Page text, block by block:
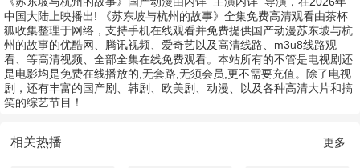
中国大陆上映播出! 《苏东坡与杭州的故事》全集免费高清观看由茶杯
狐收集整理于网络，支持手机在线观看并免费提供国产动漫苏东坡与杭
州的故事的优酷网、腾讯视频、爱奇艺以及高清线路、m3u8线路观
看、等高清视频、全部全集在线免费观看。本站所有的不管是电视剧还
是电影均是免费在线播放的,无套路,无须会员,更不需要充值。除了电视
剧，还有丰富的国产剧、韩剧、欧美剧、动漫、以及各种高清大片和搞
笑的综艺节目！
相关热播 更多